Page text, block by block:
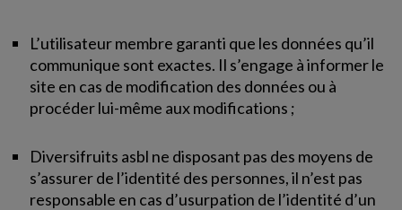
L’utilisateur membre garanti que les données qu’il
communique sont exactes. Il s’engage à informer le
site en cas de modification des données ou à
procéder lui-même aux modifications ;
Diversifruits asbl ne disposant pas des moyens de
s’assurer de l’identité des personnes, il n’est pas
responsable en cas d’usurpation de l’identité d’un